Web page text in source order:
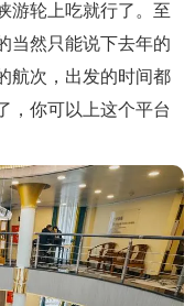
游轮上吃就行了。至
当然只能说下去年的
航次，出发的时间都
，你可以上这个平台